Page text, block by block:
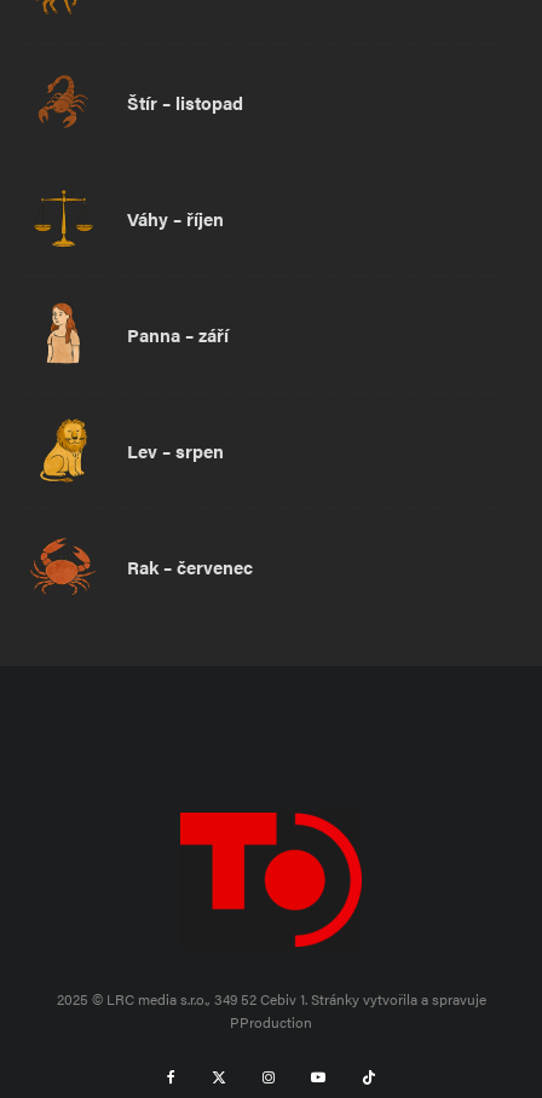
Štír – listopad
Váhy – říjen
Panna – září
Lev – srpen
Rak – červenec
2025 © LRC media s.r.o., 349 52 Cebiv 1.Stránky vytvořila a spravuje
PProduction